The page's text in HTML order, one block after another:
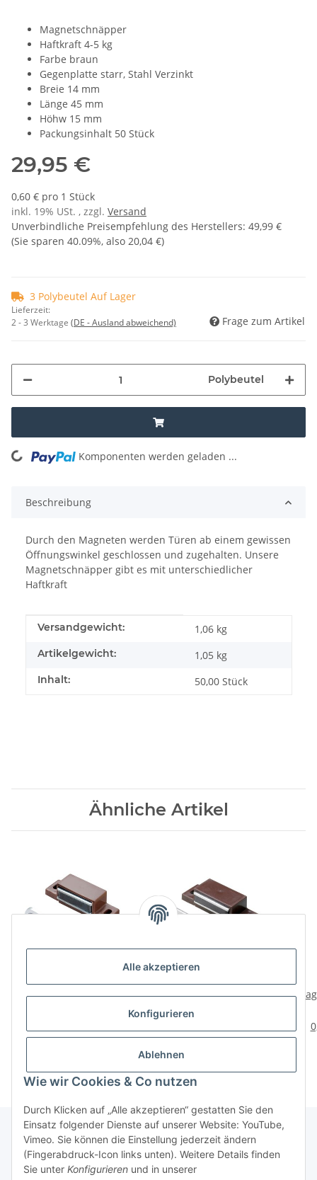
Alle akzeptieren
Konfigurieren
Ablehnen
Wie wir Cookies & Co nutzen
Durch Klicken auf „Alle akzeptieren“ gestatten Sie den
Einsatz folgender Dienste auf unserer Website: YouTube,
Vimeo. Sie können die Einstellung jederzeit ändern
(Fingerabdruck-Icon links unten). Weitere Details finden
Sie unter Konfigurieren und in unserer
Magnetschnäpper
Haftkraft 4-5 kg
Farbe braun
Gegenplatte starr, Stahl Verzinkt
Breie 14 mm
Länge 45 mm
Höhw 15 mm
Packungsinhalt 50 Stück
29,95 €
0,60 € pro 1 Stück
inkl. 19% USt. , zzgl. Versand
Unverbindliche Preisempfehlung des Herstellers: 49,99 €
(Sie sparen 40.09%, also 20,04 €)
3 Polybeutel Auf Lager
Lieferzeit:
2 - 3 Werktage (DE - Ausland abweichend) Frage zum Artikel
Polybeutel
Loading... Komponenten werden geladen ...
Beschreibung
Durch den Magneten werden Türen ab einem gewissen
Öffnungswinkel geschlossen und zugehalten. Unsere
Magnetschnäpper gibt es mit unterschiedlicher
Haftkraft
Produkteigenschaft
Wert
Versandgewicht: 1,06 kg
Artikelgewicht: 1,05 kg
Inhalt: 50,00 Stück
Ähnliche Artikel
Magnetschnäpper 5 kg
Magnetschnäpper 4 kg,
Platte starr, braun, 4
3,95 €
Über uns